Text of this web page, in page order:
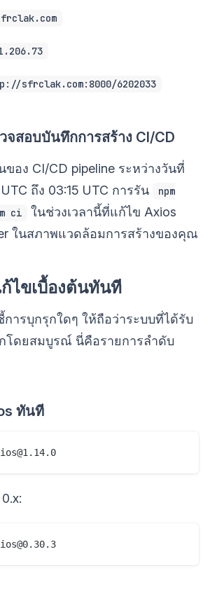
sfrclak.com:8000/6202033
สอบบันทึกการสร้าง CI/CD
อง CI/CD pipeline ระหว่างวันที่
ถึง 03:15 UTC การรัน
npm
ci
ในช่วงเวลานี้ที่แก้ไข Axios
ในสภาพแวดล้อมการสร้างของคุณ
ไขเบื้องต้นทันที
ารบุกรุกใดๆ ให้ถือว่าระบบที่ได้รับ
โดยสมบูรณ์ นี่คือรายการลำดับ
ทันที